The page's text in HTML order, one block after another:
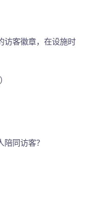
访客徽章，在设施时
同访客？